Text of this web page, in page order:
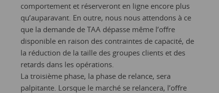
comportement et réserveront en ligne encore plus
qu’auparavant. En outre, nous nous attendons à ce
que la demande de TAA dépasse même l’offre
disponible en raison des contraintes de capacité, de
la réduction de la taille des groupes clients et des
retards dans les opérations.
La troisième phase, la phase de relance, sera
palpitante. Lorsque le marché se relancera, l’offre